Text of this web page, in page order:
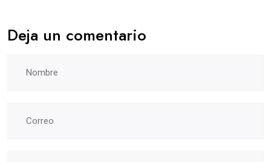
Deja un comentario